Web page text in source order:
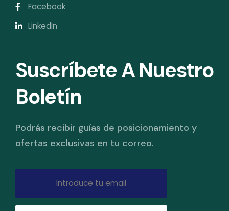
Facebook
LinkedIn
Suscríbete A Nuestro
Boletín
Podrás recibir guías de posicionamiento y
ofertas exclusivas en tu correo.